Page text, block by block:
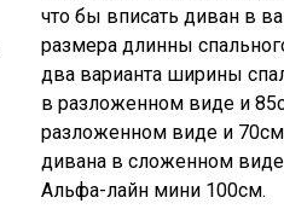
что бы вписать диван в
размера длинны
два варианта ширины
в разложенном виде и
разложенном виде и
дивана в сложенном
Альфа-лайн мини 100см.